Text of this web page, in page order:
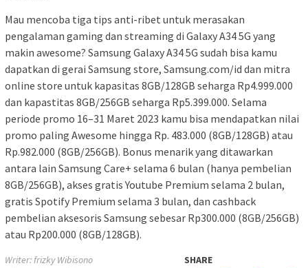
Mau mencoba tiga tips anti-ribet untuk merasakan
pengalaman gaming dan streaming di Galaxy A34 5G yang
makin awesome? Samsung Galaxy A34 5G sudah bisa kamu
dapatkan di gerai Samsung store, Samsung.com/id dan mitra
online store untuk kapasitas 8GB/128GB seharga Rp4.999.000
dan kapastitas 8GB/256GB seharga Rp5.399.000. Selama
periode promo 16–31 Maret 2023 kamu bisa mendapatkan nilai
promo paling Awesome hingga Rp. 483.000 (8GB/128GB) atau
Rp.982.000 (8GB/256GB). Bonus menarik yang ditawarkan
antara lain Samsung Care+ selama 6 bulan (hanya pembelian
8GB/256GB), akses gratis Youtube Premium selama 2 bulan,
gratis Spotify Premium selama 3 bulan, dan cashback
pembelian aksesoris Samsung sebesar Rp300.000 (8GB/256GB)
atau Rp200.000 (8GB/128GB).
Writer: frizky Wibisono
SHARE